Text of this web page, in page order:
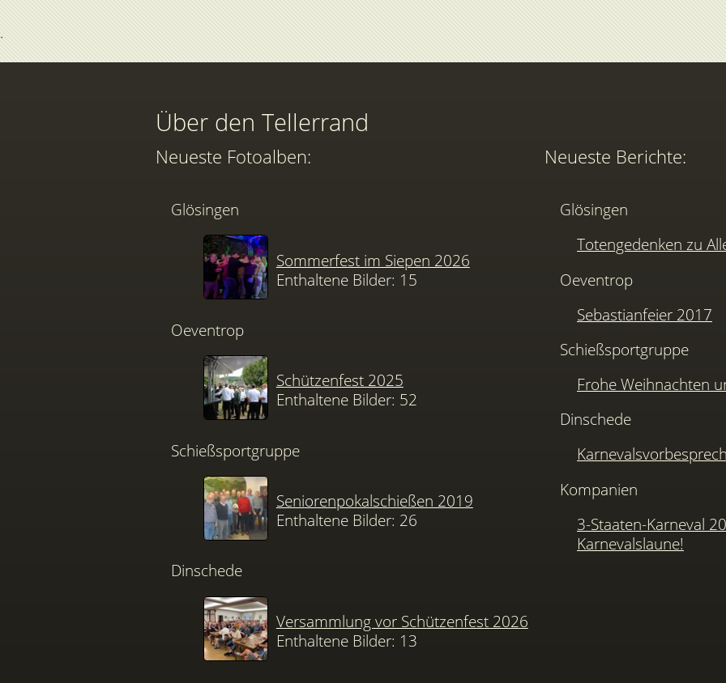
Über den Tellerrand
Neueste Fotoalben:
Glösingen
Sommerfest im Siepen 2026
Enthaltene Bilder: 15
Oeventrop
Schützenfest 2025
Enthaltene Bilder: 52
Schießsportgruppe
Seniorenpokalschießen 2019
Enthaltene Bilder: 26
Dinschede
Versammlung vor Schützenfest 2026
Enthaltene Bilder: 13
Neueste Berichte:
Glösingen
Totengedenken zu
Oeventrop
Sebastianfeier 2017
Schießsportgruppe
Frohe Weihnachten
Dinschede
Kompanien
3-Staaten-Karneval
Karnevalslaune!